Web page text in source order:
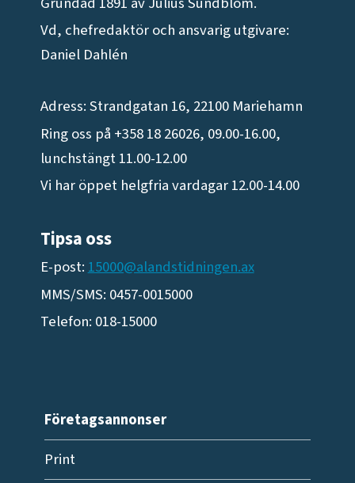
Vd, chefredaktör och ansvarig utgivare:
Daniel Dahlén
Adress: Strandgatan 16, 22100 Mariehamn
Ring oss på +358 18 26026, 09.00-16.00,
lunchstängt 11.00-12.00
Vi har öppet helgfria vardagar 12.00-14.00
Tipsa oss
E-post: 15000@alandstidningen.ax
MMS/SMS: 0457-0015000
Telefon: 018-15000
Företagsannonser
Print